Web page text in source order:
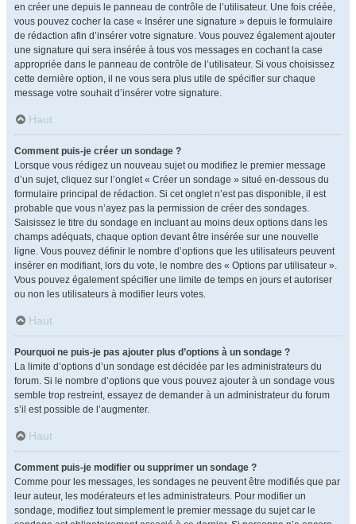
en créer une depuis le panneau de contrôle de l’utilisateur. Une fois créée,
vous pouvez cocher la case « Insérer une signature » depuis le formulaire
de rédaction afin d’insérer votre signature. Vous pouvez également ajouter
une signature qui sera insérée à tous vos messages en cochant la case
appropriée dans le panneau de contrôle de l’utilisateur. Si vous choisissez
cette dernière option, il ne vous sera plus utile de spécifier sur chaque
message votre souhait d’insérer votre signature.
Haut
Comment puis-je créer un sondage ?
Lorsque vous rédigez un nouveau sujet ou modifiez le premier message
d’un sujet, cliquez sur l’onglet « Créer un sondage » situé en-dessous du
formulaire principal de rédaction. Si cet onglet n’est pas disponible, il est
probable que vous n’ayez pas la permission de créer des sondages.
Saisissez le titre du sondage en incluant au moins deux options dans les
champs adéquats, chaque option devant être insérée sur une nouvelle
ligne. Vous pouvez définir le nombre d’options que les utilisateurs peuvent
insérer en modifiant, lors du vote, le nombre des « Options par utilisateur ».
Vous pouvez également spécifier une limite de temps en jours et autoriser
ou non les utilisateurs à modifier leurs votes.
Haut
Pourquoi ne puis-je pas ajouter plus d’options à un sondage ?
La limite d’options d’un sondage est décidée par les administrateurs du
forum. Si le nombre d’options que vous pouvez ajouter à un sondage vous
semble trop restreint, essayez de demander à un administrateur du forum
s’il est possible de l’augmenter.
Haut
Comment puis-je modifier ou supprimer un sondage ?
Comme pour les messages, les sondages ne peuvent être modifiés que par
leur auteur, les modérateurs et les administrateurs. Pour modifier un
sondage, modifiez tout simplement le premier message du sujet car le